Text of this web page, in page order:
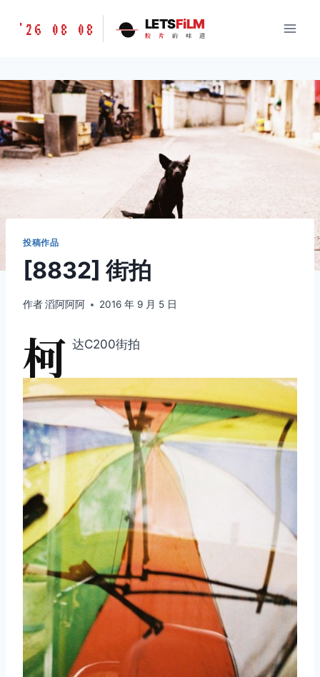
胶
味
道
LETSFILM
'26 08 08 LETSFiLM
胶 片 的 味 道
投稿作品
[8832] 街拍
作者滔阿阿阿 2016 年 9 月 5 日
柯 达C200街拍